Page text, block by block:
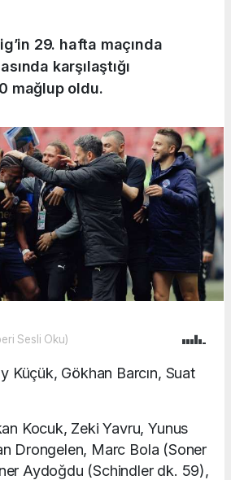
29. hafta maçında
karşılaştığı
mağlup oldu.
Sesli Oku)
Küçük, Gökhan Barcın, Suat
Kocuk, Zeki Yavru, Yunus
Drongelen, Marc Bola (Soner
Aydoğdu (Schindler dk. 59),